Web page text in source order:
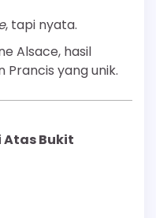
, tapi nyata.
Alsace, hasil
yang unik.
Atas Bukit